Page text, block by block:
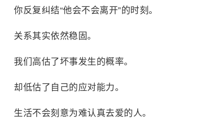
你反复纠结“他会不会离开”的时刻。
关系其实依然稳固。
我们高估了坏事发生的概率。
却低估了自己的应对能力。
生活不会刻意为难认真去爱的人。